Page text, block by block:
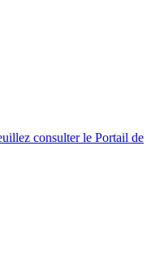
consulter le Portail de